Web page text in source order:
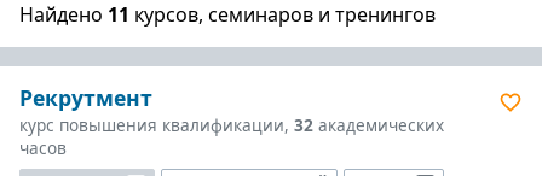
Найдено 11 курсов, семинаров и тренингов
Рекрутмент
курс повышения квалификации, 32 академических
часов